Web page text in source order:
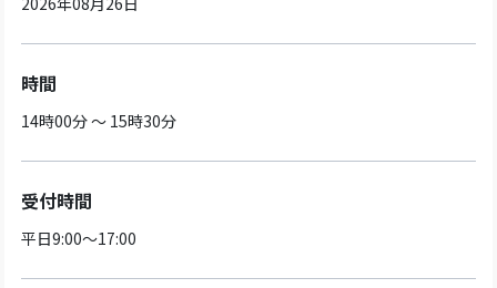
時間
14時00分 ～ 15時30分
受付時間
平日9:00～17:00